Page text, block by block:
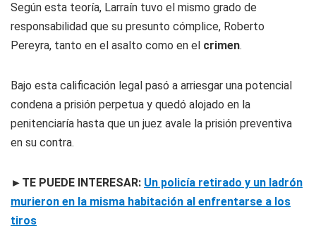
Según esta teoría, Larraín tuvo el mismo grado de
responsabilidad que su presunto cómplice, Roberto
Pereyra, tanto en el asalto como en el crimen.
Bajo esta calificación legal pasó a arriesgar una potencial
condena a prisión perpetua y quedó alojado en la
penitenciaría hasta que un juez avale la prisión preventiva
en su contra.
►TE PUEDE INTERESAR: Un policía retirado y un ladrón
murieron en la misma habitación al enfrentarse a los
tiros